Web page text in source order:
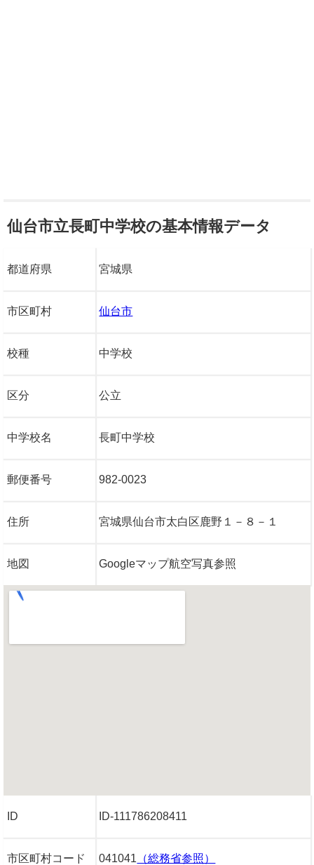
仙台市立長町中学校の基本情報データ
都道府県 宮城県
市区町村 仙台市
校種 中学校
区分 公立
中学校名 長町中学校
郵便番号 982-0023
住所 宮城県仙台市太白区鹿野１－８－１
地図 Googleマップ航空写真参照
ID ID-111786208411
市区町村コード 041041 （総務省参照）